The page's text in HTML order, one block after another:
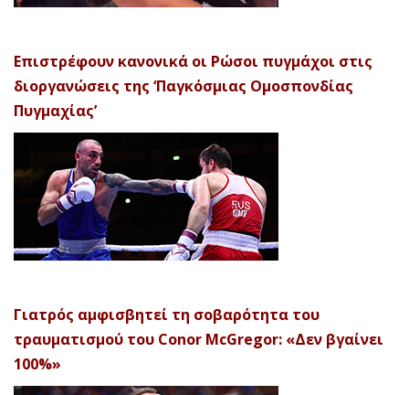
Επιστρέφουν κανονικά οι Ρώσοι πυγμάχοι στις
διοργανώσεις της ‘Παγκόσμιας Ομοσπονδίας
Πυγμαχίας’
Γιατρός αμφισβητεί τη σοβαρότητα του
τραυματισμού του Conor McGregor: «Δεν βγαίνει
100%»